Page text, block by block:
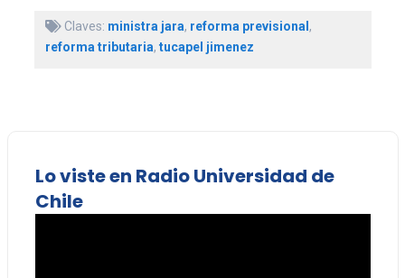
Claves: ministra jara, reforma previsional ,
reforma tributaria, tucapel jimenez
Lo viste en Radio Universidad de
Chile